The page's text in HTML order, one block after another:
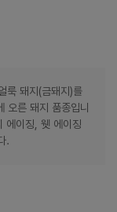
룩 돼지(금돼지)를
오른 돼지 품종입니
에이징, 웻 에이징
.